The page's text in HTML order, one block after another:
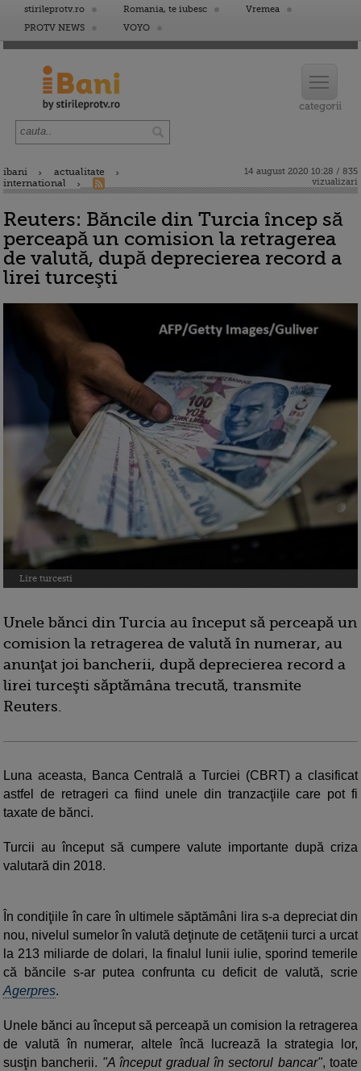
stirileprotv.ro Romania, te iubesc
Vremea
PROTV NEWS
VOYO
ibani
actualitate
international
14 august 2020 10:28 / 835
vizualizari
Reuters: Băncile din Turcia încep să
perceapă un comision la retragerea
de valută, după deprecierea record a
lirei turceşti
Lire turcesti
Unele bănci din Turcia au început să perceapă un
comision la retragerea de valută în numerar, au
anunţat joi bancherii, după deprecierea record a
lirei turceşti săptămâna trecută, transmite
Reuters.
Luna aceasta, Banca Centrală a Turciei (CBRT) a clasificat
astfel de retrageri ca fiind unele din tranzacţiile care pot fi
taxate de bănci.
Turcii au început să cumpere valute importante după criza
valutară din 2018.
În condiţiile în care în ultimele săptămâni lira s-a depreciat din
nou, nivelul sumelor în valută deţinute de cetăţenii turci a urcat
la 213 miliarde de dolari, la finalul lunii iulie, sporind temerile
că băncile s-ar putea confrunta cu deficit de valută, scrie
Agerpres.
Unele bănci au început să perceapă un comision la retragerea
de valută în numerar, altele încă lucrează la strategia lor,
susţin bancherii. "A început gradual în sectorul bancar", toate